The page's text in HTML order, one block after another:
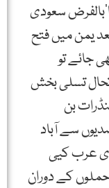
سعودی
یمن میں فتح
جائے تو
تسلی بخش
بن
سے آباد
عرب کیی
کے دوران